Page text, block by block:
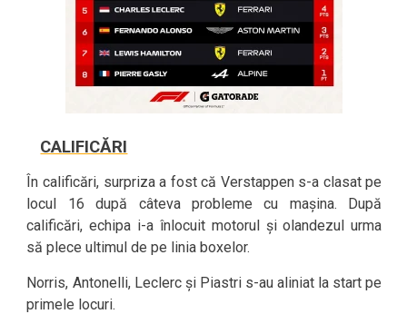
CALIFICĂRI
În calificări, surpriza a fost că Verstappen s-a clasat pe
locul 16 după câteva probleme cu mașina. După
calificări, echipa i-a înlocuit motorul și olandezul urma
să plece ultimul de pe linia boxelor.
Norris, Antonelli, Leclerc și Piastri s-au aliniat la start pe
primele locuri.